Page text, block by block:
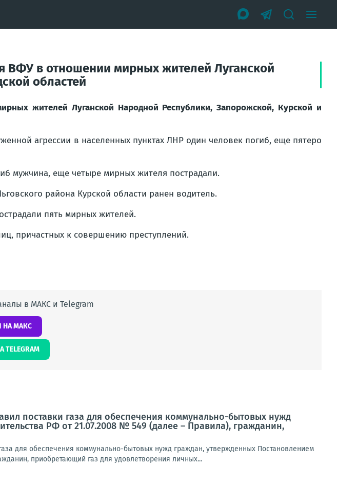
ВФУ в отношении мирных жителей Луганской
областей
жителей Луганской Народной Республики, Запорожской, Курской и
агрессии в населенных пунктах ЛНР один человек погиб, еще пятеро
мужчина, еще четыре мирных жителя пострадали.
района Курской области ранен водитель.
пять мирных жителей.
причастных к совершению преступлений.
в МАКС и Telegram
НА МАКС
поставки газа для обеспечения коммунально-бытовых нужд
РФ от 21.07.2008 № 549 (далее – Правила), гражданин,
для обеспечения коммунально-бытовых нужд граждан, утвержденных Постановлением
приобретающий газ для удовлетворения личных...